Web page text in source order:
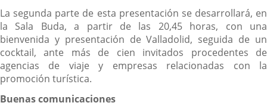
La segunda parte de esta presentación se desarrollará, en
la Sala Buda, a partir de las 20,45 horas, con una
bienvenida y presentación de Valladolid, seguida de un
cocktail, ante más de cien invitados procedentes de
agencias de viaje y empresas relacionadas con la
promoción turística.
Buenas comunicaciones